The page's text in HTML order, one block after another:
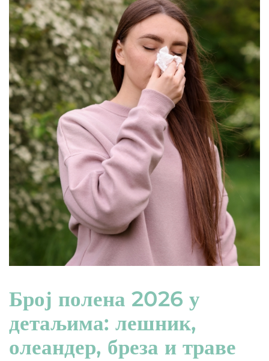
Број полена 2026 у
детаљима: лешник,
олеандер, бреза и траве